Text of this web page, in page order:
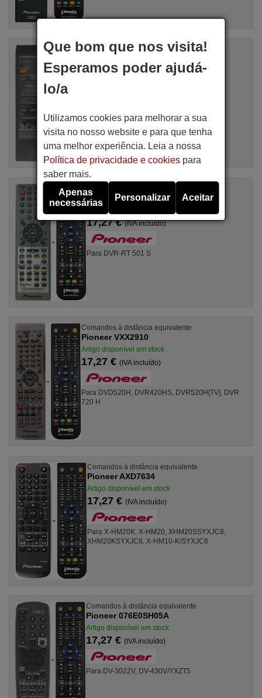
Comandos à distância equivalente
Artigo disponível em stock
Comandos à distância equivalente
Pioneer VXX3069
Artigo disponível em stock
17,27 €(IVA incluído)
Para DVR-RT 501 S
Comandos à distância equivalente
Pioneer VXX2910
Artigo disponível em stock
17,27 € (IVA incluído)
Para DVD520H, DVR420HS, DVR520H[TV], DVR
720 H
Comandos à distância equivalente
Pioneer AXD7634
Artigo disponível em stock
17,27 €(IVA incluído)
Para X-HM20K, X-HM20, XHM20SSYXJC8,
XHM20KSYXJC8, X-HM10-K/SYXJC8
Comandos à distância equivalente
Pioneer 076E0SH05A
Artigo disponível em stock
17,27 € (IVA incluído)
Para DV-3022V, DV-430V/YXZT5
Que bom que nos visita!
Esperamos poder ajudá-
lo/a
Utilizamos cookies para melhorar a sua
visita no nosso website e para que tenha
uma melhor experiência. Leia a nossa
Política de privacidade e cookiespara
saber mais.
Apenas
necessárias
Personalizar Aceitar